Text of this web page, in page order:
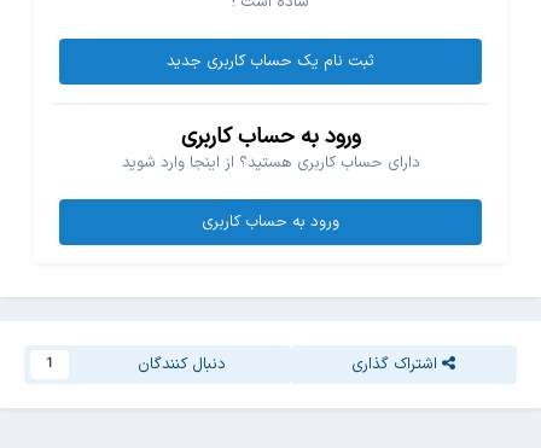
ثبت نام یک حساب کاربری جدید
ورود به حساب کاربری
دارای حساب کاربری هستید؟ از اینجا وارد شوید
ورود به حساب کاربری
اشتراک گذاری دنبال کنندگان 1